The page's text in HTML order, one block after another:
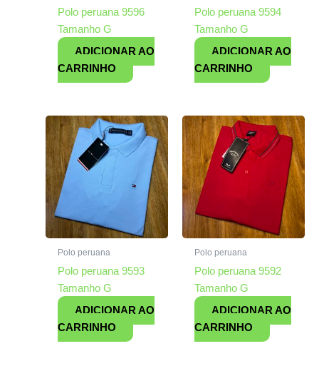
Polo peruana 9596
Tamanho G
ADICIONAR AO
CARRINHO
Polo peruana 9594
Tamanho G
ADICIONAR AO
CARRINHO
Polo peruana
Polo peruana 9593
Tamanho G
ADICIONAR AO
CARRINHO
Polo peruana
Polo peruana 9592
Tamanho G
ADICIONAR AO
CARRINHO